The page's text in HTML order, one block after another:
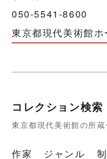
050-5541-8600
東京都現代美術館ホ
コレクション検索
東京都現代美術館の所
作家 ジャンル